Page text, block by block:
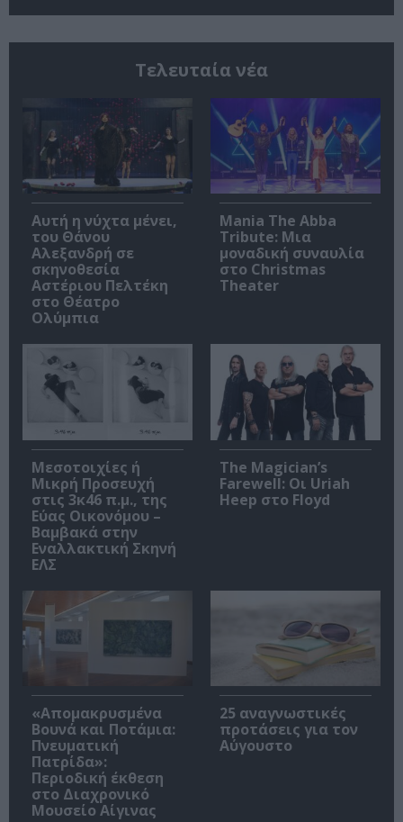
Τελευταία νέα
Αυτή η νύχτα μένει,
του Θάνου
Αλεξανδρή σε
σκηνοθεσία
Αστέριου Πελτέκη
στο Θέατρο
Ολύμπια
Mania The Abba
Tribute: Μια
μοναδική συναυλία
στο Christmas
Theater
Μεσοτοιχίες ή
Μικρή Προσευχή
στις 3κ46 π.μ., της
Εύας Οικονόμου –
Βαμβακά στην
Εναλλακτική Σκηνή
ΕΛΣ
The Magician’s
Farewell: Οι Uriah
Heep στο Floyd
«Απομακρυσμένα
Βουνά και Ποτάμια:
Πνευματική
Πατρίδα»:
Περιοδική έκθεση
στο Διαχρονικό
Μουσείο Αίγινας
25 αναγνωστικές
προτάσεις για τον
Αύγουστο